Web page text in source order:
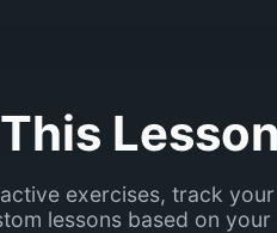
exercises, track your
lessons based on your